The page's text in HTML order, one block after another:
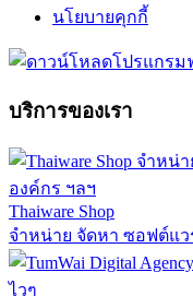
นโยบายคุกกี้
บริการของเรา
Thaiware Shop
จำหน่าย จัดหา ซอฟต์แ